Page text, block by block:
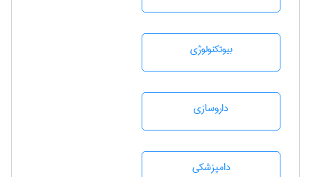
بيوتكنولوژی
داروسازی
دامپزشكی